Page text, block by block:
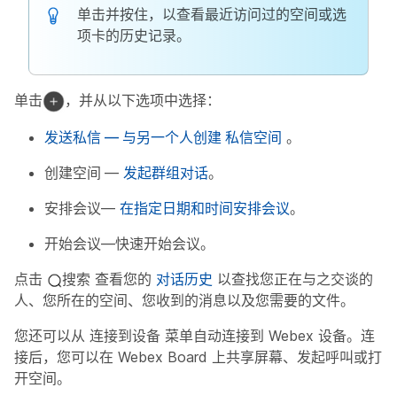
单击并按住，以查看最近访问过的空间或选
项卡的历史记录。
单击 ，并从以下选项中选择：
发送私信 — 与另一个人创建 私信空间 。
创建空间 — 发起群组对话。
安排会议— 在指定日期和时间安排会议。
开始会议—快速开始会议。
点击
搜索 查看您的 对话历史 以查找您正在与之交谈的
人、您所在的空间、您收到的消息以及您需要的文件。
您还可以从 连接到设备 菜单自动连接到 Webex 设备。连
接后，您可以在 Webex Board 上共享屏幕、发起呼叫或打
开空间。